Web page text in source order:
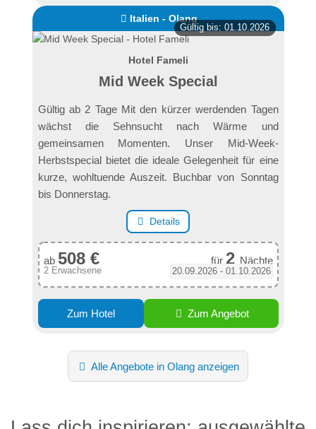
Italien - Olang
Gültig bis: 01.10.2026
Hotel Fameli
Mid Week Special
Gültig ab 2 Tage Mit den kürzer werdenden Tagen
wächst die Sehnsucht nach Wärme und
gemeinsamen Momenten. Unser Mid-Week-
Herbstspecial bietet die ideale Gelegenheit für eine
kurze, wohltuende Auszeit. Buchbar von Sonntag
bis Donnerstag.
Details
ab 508 € für 2 Nächte
2 Erwachsene 20.09.2026 - 01.10.2026
Zum Hotel Zum Angebot
Alle Angebote in Olang anzeigen